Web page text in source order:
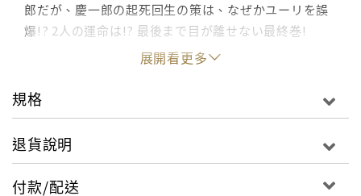
郎だが、慶一郎の起死回生の策は、なぜかユーリを誤
爆!? 2人の運命は!? 最後まで目が離せない最終巻!
展開看更多
規格
退貨說明
付款/配送